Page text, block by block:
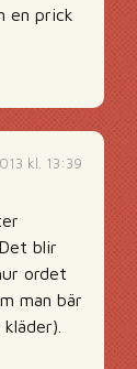
en prick
kl. 13:39
blir
ordet
man bär